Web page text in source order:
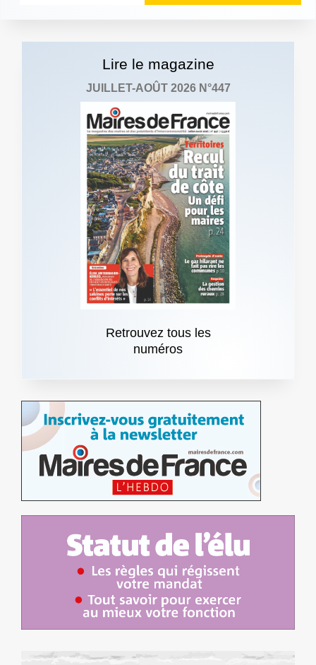
Lire le magazine
JUILLET-AOÛT 2026 N°447
Retrouvez tous les
numéros